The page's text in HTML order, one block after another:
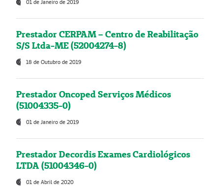
01 de Janeiro de 2019
Prestador CERPAM – Centro de Reabilitação
S/S Ltda-ME (52004274-8)
18 de Outubro de 2019
Prestador Oncoped Serviços Médicos
(51004335-0)
01 de Janeiro de 2019
Prestador Decordis Exames Cardiológicos
LTDA (51004346-0)
01 de Abril de 2020